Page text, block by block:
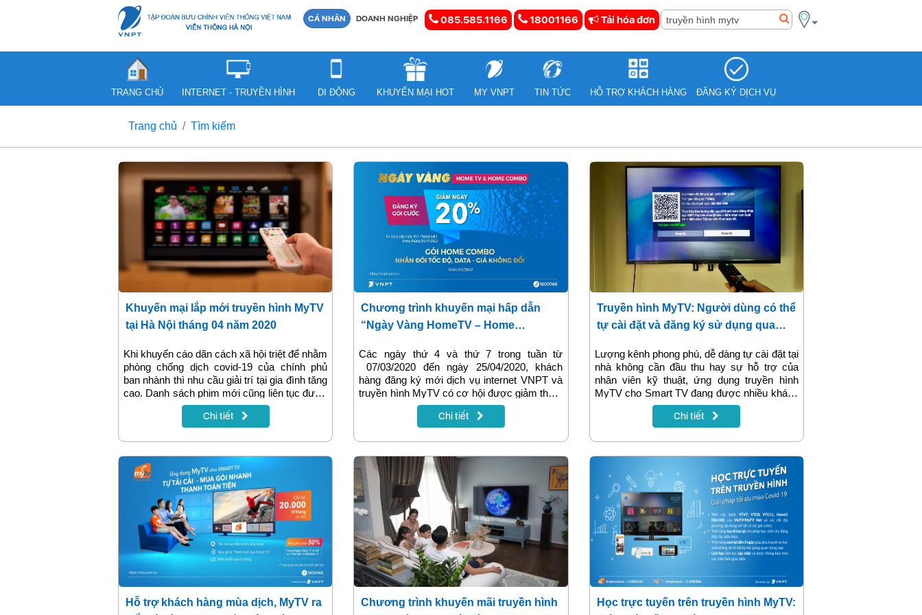
CÁ NHÂN DOANH NGHIỆP 085.585.1166 18001166 Tải hóa đơn
TRANG CHỦ INTERNET - TRUYỀN HÌNH DI ĐỘNG KHUYẾN MẠI HOT MY VNPT TIN TỨC HỖ TRỢ KHÁCH HÀNG ĐĂNG KÝ DỊCH VỤ
Trang chủ Tìm kiếm
Khuyến mại lắp mới truyền hình MyTV
tại Hà Nội tháng 04 năm 2020
Khi khuyến cáo dãn cách xã hội triệt để nhằm
phòng chống dịch covid-19 của chính phủ
ban nhành thì nhu cầu giải trí tại gia đình tăng
cao. Danh sách phim mới cũng liên tục được
cập nhật trên truyền hình MyTV nên nhu cầu
lắp đặt mới tại Hà Nội cũng tăng cao. Vậy
trong tháng 04.2020 như thế nào? thông tin
chi tiết sẽ có trong bài viết dưới đây!
Chi tiết
Chương trình khuyến mại hấp dẫn
“Ngày Vàng HomeTV – Home
Các ngày thứ 4 và thứ 7 trong tuần từ
07/03/2020 đến ngày 25/04/2020, khách
hàng đăng ký mới dịch vụ internet VNPT và
truyền hình MyTV có cơ hội được giảm thêm
20% chi phí nếu thuộc đối tượng trong
Chương trình khuyến mại “Ngày Vàng
chức tại Hà Nội. Cùng tìm hiểu thêm về
chương trình khuyến mại trong bài viết dưới
đây nhé!
Chi tiết
Truyền hình MyTV: Người dùng có thể
tự cài đặt và đăng ký sử dụng qua
Lượng kênh phong phú, dễ dàng tự cài đặt tại
nhà không cần đầu thu hay sự hỗ trợ của
nhân viên kỹ thuật, ứng dụng truyền hình
MyTV cho Smart TV đang được nhiều khách
hàng lựa chọn trong mùa dịch. Mới đây nhất,
ứng dụng MyTV tiếp tục cập nhật tiện ích
cho khách hàng mua gói trong Ngày Vàng.
Chi tiết
Hỗ trợ khách hàng mùa dịch, MyTV ra
Chương trình khuyến mãi truyền hình
Học trực tuyến trên truyền hình MyTV: